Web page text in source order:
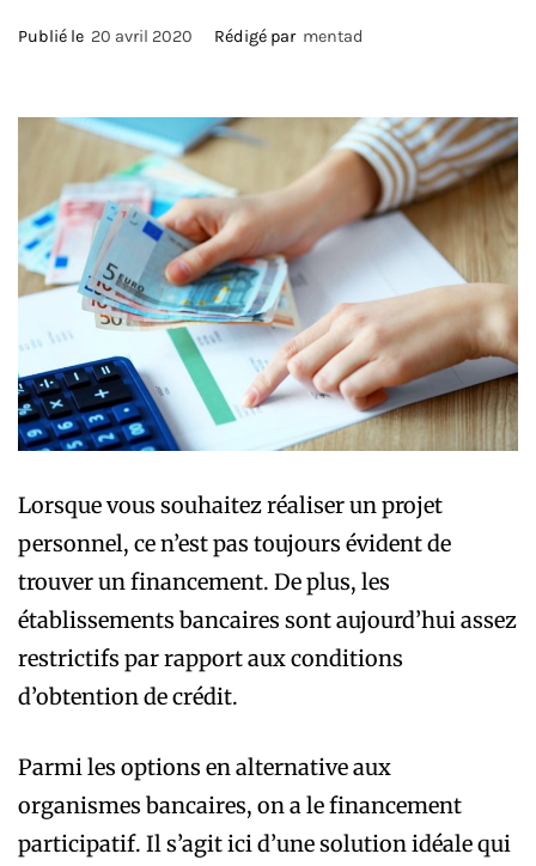
Publié le 20 avril 2020 Rédigé par mentad
Lorsque vous souhaitez réaliser un projet
personnel, ce n’est pas toujours évident de
trouver un financement. De plus, les
établissements bancaires sont aujourd’hui assez
restrictifs par rapport aux conditions
d’obtention de crédit.
Parmi les options en alternative aux
organismes bancaires, on a le financement
participatif. Il s’agit ici d’une solution idéale qui